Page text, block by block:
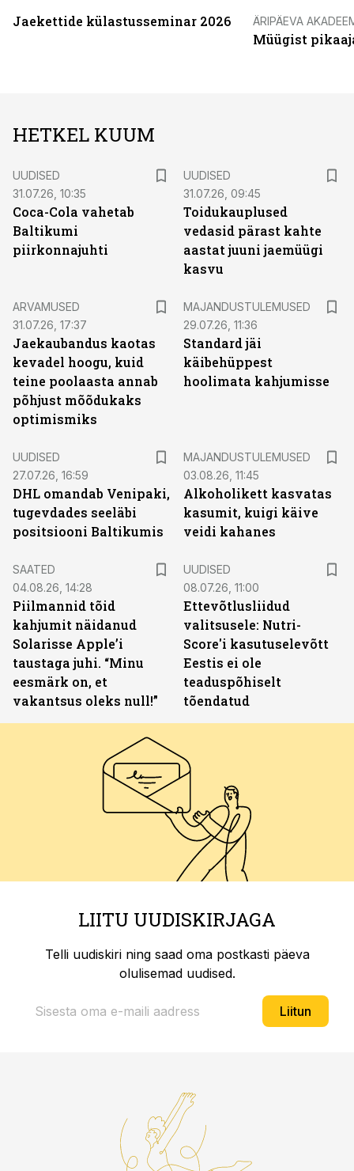
Jaekettide külastusseminar 2026 ÄRIPÄEVA
Müügist
HETKEL KUUM
UUDISED
31.07.26, 10:35
Coca-Cola vahetab
Baltikumi
piirkonnajuhti
UUDISED
31.07.26, 09:45
Toidukauplused
vedasid pärast kahte
aastat juuni jaemüügi
kasvu
ARVAMUSED
31.07.26, 17:37
Jaekaubandus kaotas
kevadel hoogu, kuid
teine poolaasta annab
põhjust mõõdukaks
optimismiks
MAJANDUSTULEMUSED
29.07.26, 11:36
Standard jäi
käibehüppest
hoolimata kahjumisse
UUDISED
27.07.26, 16:59
DHL omandab Venipaki,
tugevdades seeläbi
positsiooni Baltikumis
MAJANDUSTULEMUSED
03.08.26, 11:45
Alkoholikett kasvatas
kasumit, kuigi käive
veidi kahanes
SAATED
04.08.26, 14:28
Piilmannid tõid
kahjumit näidanud
Solarisse Apple’i
taustaga juhi. “Minu
eesmärk on, et
vakantsus oleks null!”
UUDISED
08.07.26, 11:00
Ettevõtlusliidud
valitsusele: Nutri-
Score'i kasutuselevõtt
Eestis ei ole
teaduspõhiselt
tõendatud
LIITU UUDISKIRJAGA
Telli uudiskiri ning saad oma postkasti päeva
olulisemad uudised.
Liitun